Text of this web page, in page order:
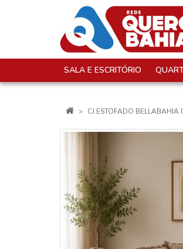
SALA E ESCRITÓRIO
CJ ESTOFADO BELLABAHIA